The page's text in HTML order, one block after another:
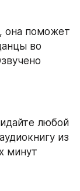
она поможет
во
любой
из
минут